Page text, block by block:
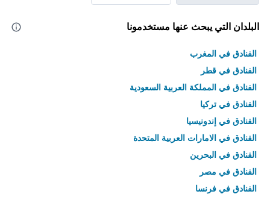
البلدان التي يبحث عنها مستخدمونا
الفنادق في المغرب
الفنادق في قطر
الفنادق في المملكة العربية السعودية
الفنادق في تركيا
الفنادق في إندونيسيا
الفنادق في الامارات العربية المتحدة
الفنادق في البحرين
الفنادق في مصر
الفنادق في فرنسا